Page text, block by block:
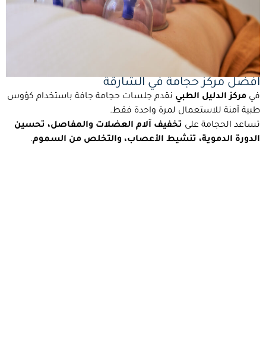
افضل مركز حجامة في الشارقة
في مركز الدليل الطبي نقدم جلسات حجامة جافة باستخدام كؤوس
طبية آمنة للاستعمال لمرة واحدة فقط.
تساعد الحجامة على تخفيف آلام العضلات والمفاصل، تحسين
الدورة الدموية، تنشيط الأعصاب، والتخلص من السموم.